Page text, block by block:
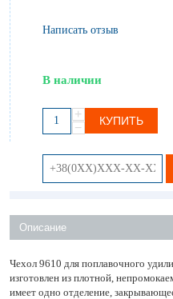
Написать отзыв
В наличии
+
−
КУПИТЬ
Описание
Чехол 9610 для поплавочного
изготовлен из плотной,
имеет одно отделение,